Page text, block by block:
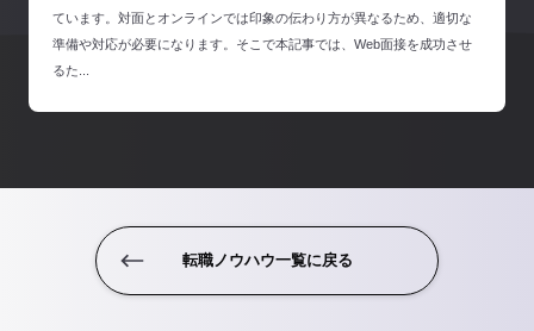
ています。対面とオンラインでは印象の伝わり方が異なるため、適切な
準備や対応が必要になります。そこで本記事では、Web面接を成功させ
るた...
転職ノウハウ一覧に戻る